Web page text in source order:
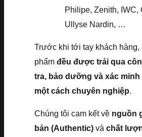
Philipe, Zenith, IWC,
Ullyse Nardin, …
Trước khi tới tay khách hàng,
phẩm đều được trải qua
tra, bảo dưỡng và xác
một cách chuyên nghiệp.
Chúng tôi cam kết về nguồn
bản (Authentic) và chất